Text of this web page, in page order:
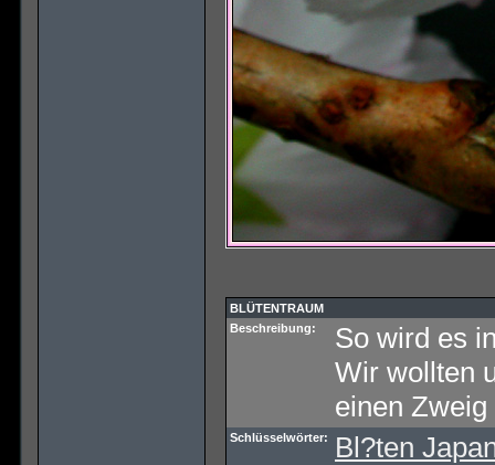
BLÜTENTRAUM
Beschreibung:
So wird es
Wir wollten
einen
Schlüsselwörter: Bl?ten